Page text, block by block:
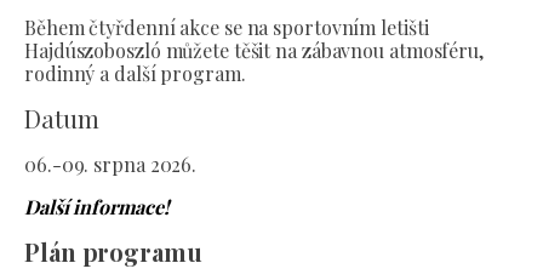
Během čtyřdenní akce se na sportovním letišti
Hajdúszoboszló můžete těšit na zábavnou atmosféru,
rodinný a další program.
Datum
06.-09. srpna 2026.
Další informace!
Plán programu